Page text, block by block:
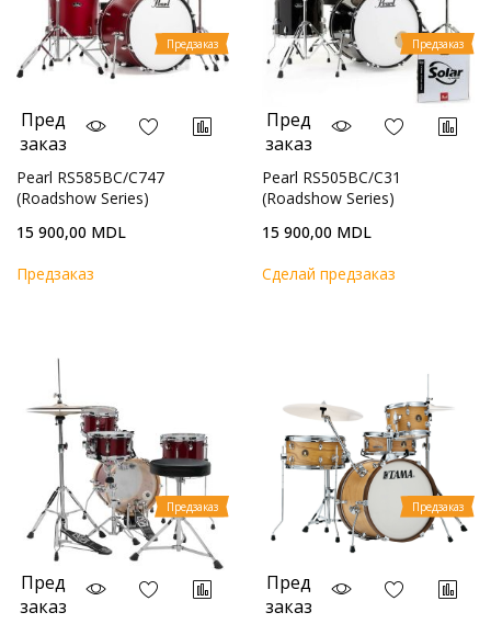
Предзаказ
Пред
заказ
Pearl RS585BC/C747
(Roadshow Series)
15 900,00 MDL
Предзаказ
Предзаказ
Пред
заказ
Pearl RS505BC/C31
(Roadshow Series)
15 900,00 MDL
Cделай предзаказ
Предзаказ
Пред
заказ
Предзаказ
Пред
заказ